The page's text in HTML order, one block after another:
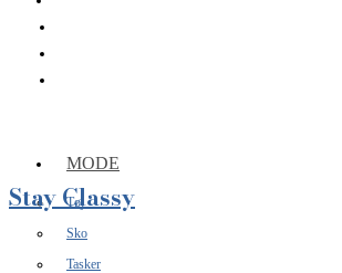
MODE
Tøj
Sko
Tasker
Stay Classy